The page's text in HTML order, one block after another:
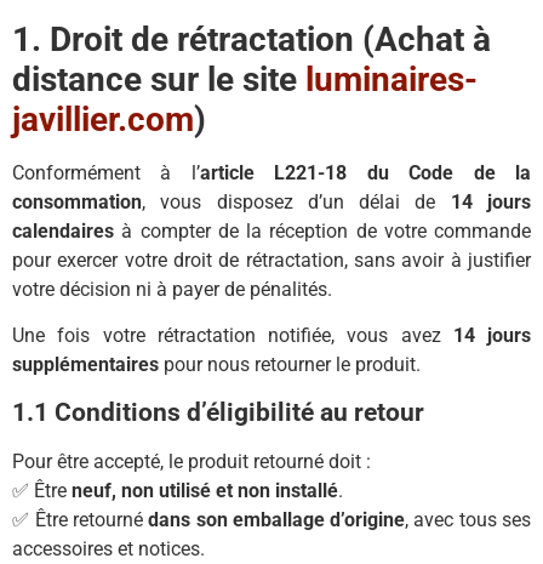
1. Droit de rétractation (Achat à
distance sur le site luminaires-
javillier.com)
Conformément à l’article L221-18 du Code de la
consommation, vous disposez d’un délai de 14 jours
calendaires à compter de la réception de votre commande
pour exercer votre droit de rétractation, sans avoir à justifier
votre décision ni à payer de pénalités.
Une fois votre rétractation notifiée, vous avez 14 jours
supplémentaires pour nous retourner le produit.
1.1 Conditions d’éligibilité au retour
Pour être accepté, le produit retourné doit :
✅ Être neuf, non utilisé et non installé.
✅ Être retournédans son emballage d’origine, avec tous ses
accessoires et notices.